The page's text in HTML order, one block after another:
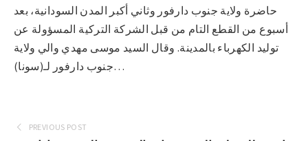
حاضرة ولاية جنوب دارفور وثاني أكبر المدن السودانية، بعد
أسبوع من القطع التام من قبل الشركة التركية المسؤولة عن
توليد الكهرباء بالمدينة. وقال السيد موسى مهدي والي ولاية
جنوب دارفور لـ(سونا)…
PREVIOUS POST